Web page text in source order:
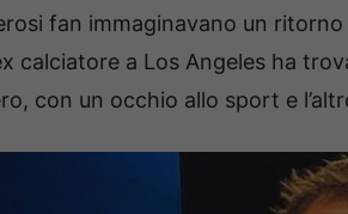
fan immaginavano un
calciatore a Los Angeles ha
con un occhio allo sport e